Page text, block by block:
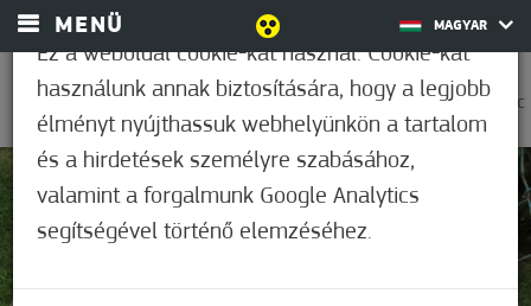
MENÜ MAGYAR
0
30,6°C
Nem értékelt
Ez a weboldal cookie-kat használ. Cookie-kat
használunk annak biztosítására, hogy a legjobb
élményt nyújthassuk webhelyünkön a tartalom
és a hirdetések személyre szabásához,
valamint a forgalmunk Google Analytics
segítségével történő elemzéséhez.